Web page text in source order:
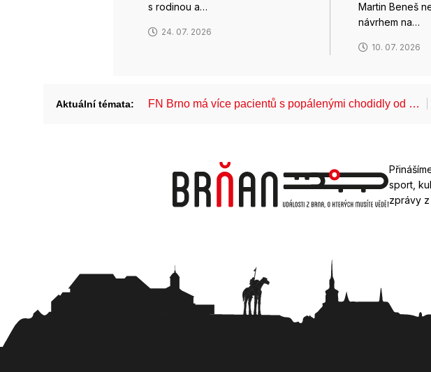
s rodinou a…
24. 07. 2026
Martin Beneš
návrhem na…
10. 07. 2026
Aktuální témata: FN Brno má více pacientů s popálenými chodidly od …
sport,
zprávy z